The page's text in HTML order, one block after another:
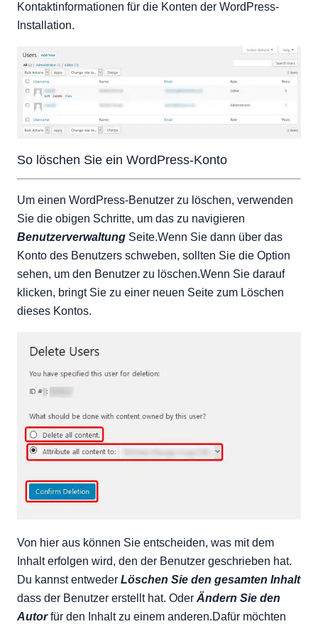
Kontaktinformationen für die Konten der WordPress-
Installation.
So löschen Sie ein WordPress-Konto
Um einen WordPress-Benutzer zu löschen, verwenden
Sie die obigen Schritte, um das zu navigieren
Benutzerverwaltung Seite.Wenn Sie dann über das
Konto des Benutzers schweben, sollten Sie die Option
sehen, um den Benutzer zu löschen.Wenn Sie darauf
klicken, bringt Sie zu einer neuen Seite zum Löschen
dieses Kontos.
Von hier aus können Sie entscheiden, was mit dem
Inhalt erfolgen wird, den der Benutzer geschrieben hat.
Du kannst entweder Löschen Sie den gesamten Inhalt
dass der Benutzer erstellt hat. Oder Ändern Sie den
Autorfür den Inhalt zu einem anderen.Dafür möchten